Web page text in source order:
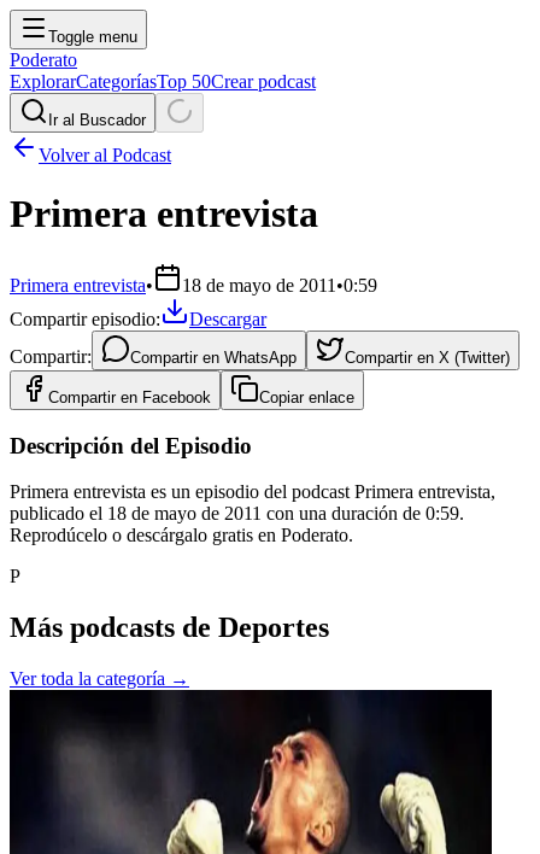
Toggle menu
Poderato
ExplorarCategoríasTop 50Crear podcast
Ir al Buscador
Volver al Podcast
Primera entrevista
Primera entrevista• 18 de mayo de 2011 •0:59
Compartir episodio:
Descargar
Compartir:
Compartir en WhatsApp Compartir en X (Twitter)
Compartir en Facebook Copiar enlace
Descripción del Episodio
Primera entrevista es un episodio del podcast Primera entrevista,
publicado el 18 de mayo de 2011 con una duración de 0:59.
Reprodúcelo o descárgalo gratis en Poderato.
P
Más podcasts de Deportes
Ver toda la categoría →